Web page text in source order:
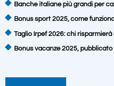
Banche italiane più grandi per
Bonus sport 2025, come
Taglio Irpef 2026: chi
Bonus vacanze 2025,